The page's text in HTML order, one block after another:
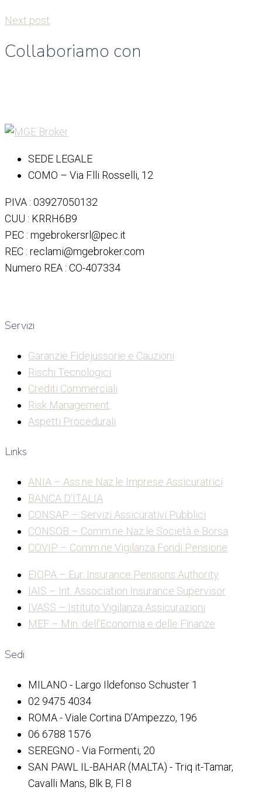
Next post
Collaboriamo con
SEDE LEGALE
COMO – Via F.lli Rosselli, 12
P.IVA : 03927050132
CUU : KRRH6B9
PEC : mgebrokersrl@pec.it
REC : reclami@mgebroker.com
Numero REA : CO-407334
Servizi
Garanzie Fidejussorie e Cauzioni
Rischi Tecnologici
Crediti Commerciali
Risk Management
Aspetti Procedurali
Links
ANIA – Ass.ne Naz.le Imprese Assicuratrici
BANCA D’ITALIA
CONSAP – Servizi Assicurativi Pubblici
CONSOB – Comm.ne Naz.le Società e Borsa
COVIP – Comm.ne Vigilanza Fondi Pensione
EIOPA – Eur. Insurance Pensions Authority
IAIS – Int. Association Insurance Supervisor
IVASS – Istituto Vigilanza Assicurazioni
MEF – Min. dell’Economia e delle Finanze
Sedi
MILANO - Largo Ildefonso Schuster 1
02 9475 4034
ROMA - Viale Cortina D’Ampezzo, 196
06 6788 1576
SEREGNO - Via Formenti, 20
SAN PAWL IL-BAHAR (MALTA) - Triq it-Tamar,
Cavalli Mans, Blk B, Fl 8